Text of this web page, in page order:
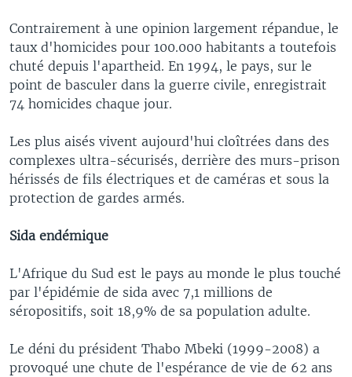
Contrairement à une opinion largement répandue, le
taux d'homicides pour 100.000 habitants a toutefois
chuté depuis l'apartheid. En 1994, le pays, sur le
point de basculer dans la guerre civile, enregistrait
74 homicides chaque jour.
Les plus aisés vivent aujourd'hui cloîtrées dans des
complexes ultra-sécurisés, derrière des murs-prison
hérissés de fils électriques et de caméras et sous la
protection de gardes armés.
Sida endémique
L'Afrique du Sud est le pays au monde le plus touché
par l'épidémie de sida avec 7,1 millions de
séropositifs, soit 18,9% de sa population adulte.
Le déni du président Thabo Mbeki (1999-2008) a
provoqué une chute de l'espérance de vie de 62 ans